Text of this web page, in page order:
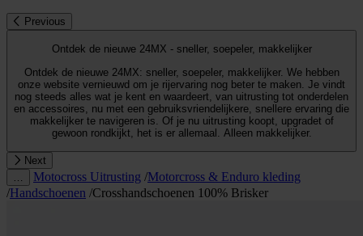
Previous
Ontdek de nieuwe 24MX - sneller, soepeler, makkelijker
Ontdek de nieuwe 24MX: sneller, soepeler, makkelijker. We hebben
onze website vernieuwd om je rijervaring nog beter te maken. Je vindt
nog steeds alles wat je kent en waardeert, van uitrusting tot onderdelen
en accessoires, nu met een gebruiksvriendelijkere, snellere ervaring die
makkelijker te navigeren is. Of je nu uitrusting koopt, upgradet of
gewoon rondkijkt, het is er allemaal. Alleen makkelijker.
Next
Motocross Uitrusting /Motorcross & Enduro kleding
/Handschoenen /Crosshandschoenen 100% Brisker